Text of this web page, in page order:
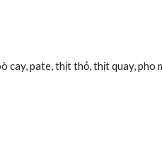
cay, pate, thịt thỏ, thịt quay, pho